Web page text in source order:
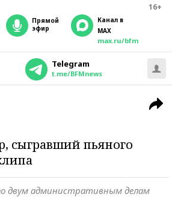
16+
прямой
эфир
Канал в
MAX
max.ru/bfm
Telegram
t.me/BFMnews
сыгравший пьяного
двум административным делам